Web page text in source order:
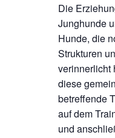
Die
Junghunde
Hunde, die
Strukturen
verinnerlicht
diese
betreffende
auf dem
und